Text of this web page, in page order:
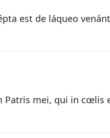
est de láqueo
Patris mei, qui in cœlis